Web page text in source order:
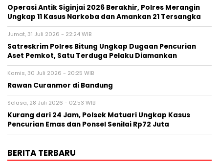
Operasi Antik Siginjai 2026 Berakhir, Polres Merangin
Ungkap 11 Kasus Narkoba dan Amankan 21 Tersangka
Jumat, 31 Juli 2026 - 22:24 WIB
Satreskrim Polres Bitung Ungkap Dugaan Pencurian
Aset Pemkot, Satu Terduga Pelaku Diamankan
Kamis, 30 Juli 2026 - 20:25 WIB
Rawan Curanmor di Bandung
Selasa, 28 Juli 2026 - 02:53 WIB
Kurang dari 24 Jam, Polsek Matuari Ungkap Kasus
Pencurian Emas dan Ponsel Senilai Rp72 Juta
BERITA TERBARU